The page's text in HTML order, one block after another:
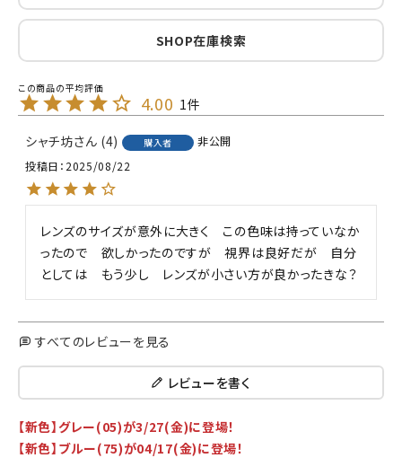
SHOP在庫検索
4.00 1
シャチ坊 4 購入者
非公開
投稿日 2025/08/22
レンズのサイズが意外に大きく　この色味は持っていなか
ったので　欲しかったのですが　視界は良好だが　自分
すべてのレビューを見る
レビューを書く
【新色】グレー(05)が3/27(金)に登場！
【新色】ブルー(75)が04/17(金)に登場！